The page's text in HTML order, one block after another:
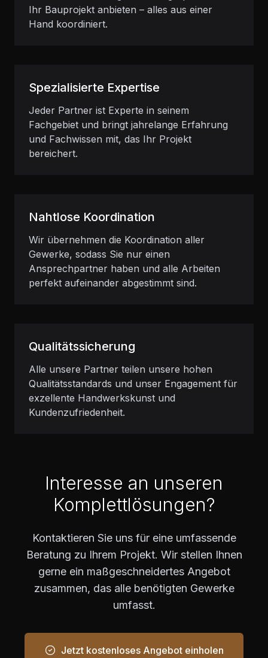
Ihr Bauprojekt anbieten – alles aus einer
Hand koordiniert.
Spezialisierte Expertise
Jeder Partner ist Experte in seinem
Fachgebiet und bringt jahrelange Erfahrung
und Fachwissen mit, das Ihr Projekt
bereichert.
Nahtlose Koordination
Wir übernehmen die Koordination aller
Gewerke, sodass Sie nur einen
Ansprechpartner haben und alle Arbeiten
perfekt aufeinander abgestimmt sind.
Qualitätssicherung
Alle unsere Partner teilen unsere hohen
Qualitätsstandards und unser Engagement für
exzellente Handwerkskunst und
Kundenzufriedenheit.
Interesse an unseren
Komplettlösungen?
Kontaktieren Sie uns für eine umfassende
Beratung zu Ihrem Projekt. Wir stellen Ihnen
gerne ein maßgeschneidertes Angebot
zusammen, das alle benötigten Gewerke
umfasst.
Jetzt kostenloses Angebot einholen